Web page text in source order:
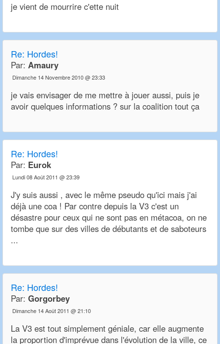
je vient de mourrire c'ette nuit
Re: Hordes!
Par: Amaury
Dimanche 14 Novembre 2010 @ 23:33
je vais envisager de me mettre à jouer aussi, puis je
avoir quelques informations ? sur la coalition tout ça
Re: Hordes!
Par: Eurok
Lundi 08 Août 2011 @ 23:39
J'y suis aussi , avec le même pseudo qu'ici mais j'ai
déjà une coa ! Par contre depuis la V3 c'est un
désastre pour ceux qui ne sont pas en métacoa, on ne
tombe que sur des villes de débutants et de saboteurs
...
Re: Hordes!
Par: Gorgorbey
Dimanche 14 Août 2011 @ 21:10
La V3 est tout simplement géniale, car elle augmente
la proportion d'imprévue dans l'évolution de la ville, ce